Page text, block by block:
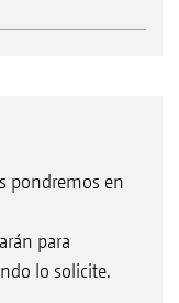
pondremos en
para
lo solicite.